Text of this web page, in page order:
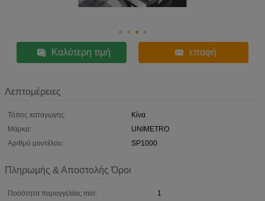
Καλύτερη τιμή επαφή
Λεπτομέρειες
Τόπος καταγωγής:
Κίνα
Μάρκα:
UNIMETRO
Αριθμό μοντέλου:
SP1000
Πληρωμής & Αποστολής Όροι
Ποσότητα παραγγελίας min:
1